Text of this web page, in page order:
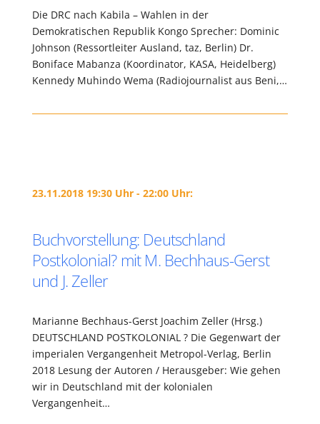
Die DRC nach Kabila – Wahlen in der
Demokratischen Republik Kongo Sprecher: Dominic
Johnson (Ressortleiter Ausland, taz, Berlin) Dr.
Boniface Mabanza (Koordinator, KASA, Heidelberg)
Kennedy Muhindo Wema (Radiojournalist aus Beni,…
23.11.2018 19:30 Uhr - 22:00 Uhr:
Buchvorstellung: Deutschland
Postkolonial? mit M. Bechhaus-Gerst
und J. Zeller
Marianne Bechhaus-Gerst Joachim Zeller (Hrsg.)
DEUTSCHLAND POSTKOLONIAL ? Die Gegenwart der
imperialen Vergangenheit Metropol-Verlag, Berlin
2018 Lesung der Autoren / Herausgeber: Wie gehen
wir in Deutschland mit der kolonialen
Vergangenheit…